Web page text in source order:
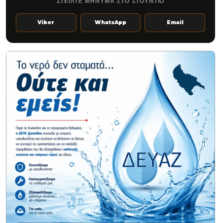
Viber WhatsApp Email